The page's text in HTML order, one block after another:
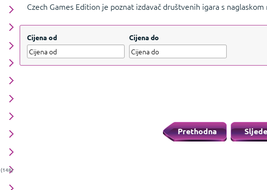
(148)
Czech Games Edition je poznat izdavač društvenih igara s naglaskom
Cijena od Cijena do
Prethodna